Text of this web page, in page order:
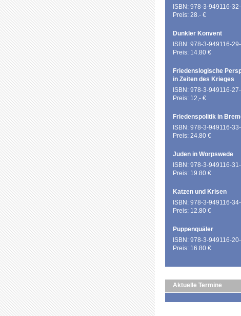
ISBN: 978-3-949116-
Preis: 28.- €
Dunkler Konvent
ISBN: 978-3-949116-
Preis: 14.80 €
Friedenslogische
in Zeiten des Krieges
ISBN: 978-3-949116-
Preis: 12,- €
Friedenspolitik in
ISBN: 978-3-949116-
Preis: 24.80 €
Juden in Worpswede
ISBN: 978-3-949116-
Preis: 19.80 €
Katzen und Krisen
ISBN: 978-3-949116-
Preis: 12.80 €
Puppenquäler
ISBN: 978-3-949116-
Preis: 16.80 €
Aktuelle Termine